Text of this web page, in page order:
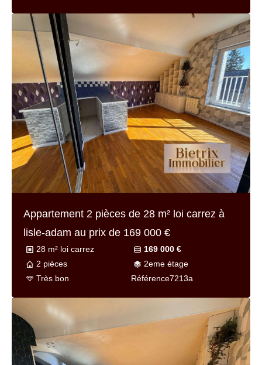
Appartement 2 pièces de 28 m² loi carrez à
lisle-adam au prix de 169 000 €
28 m² loi carrez
169 000 €
2 pièces
2eme étage
Très bon
Référence7213a